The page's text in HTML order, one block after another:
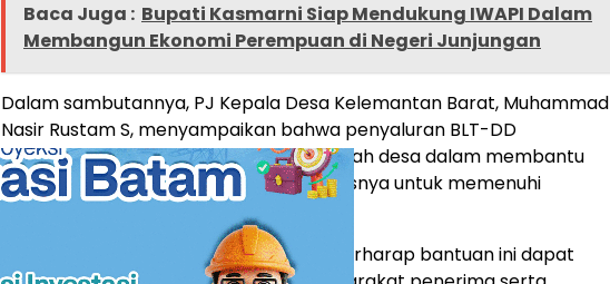
Baca Juga : Bupati Kasmarni Siap Mendukung IWAPI Dalam
Membangun Ekonomi Perempuan di Negeri Junjungan
Dalam sambutannya, PJ Kepala Desa Kelemantan Barat, Muhammad
Nasir Rustam S, menyampaikan bahwa penyaluran BLT-DD
merupakan bentuk komitmen pemerintah desa dalam membantu
masyarakat yang membutuhkan, khususnya untuk memenuhi
kebutuhan dasar sehari-hari.
“Pemerintah Desa Kelemantan Barat berharap bantuan ini dapat